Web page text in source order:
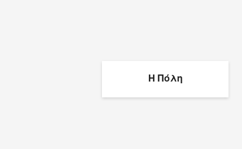
Η Πόλη